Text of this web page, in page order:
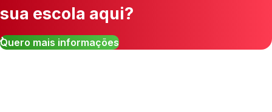
sua escola aqui?
Quero mais informações